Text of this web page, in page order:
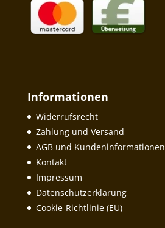
Informationen
Widerrufsrecht
Zahlung und Versand
AGB und Kundeninformationen
Kontakt
Impressum
Datenschutzerklärung
Cookie-Richtlinie (EU)